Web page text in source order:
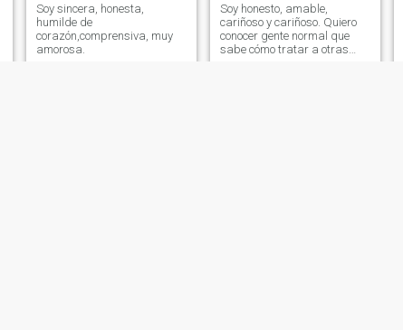
Soy sincera, honesta,
humilde de
corazón,comprensiva, muy
amorosa.
Soy honesto, amable,
cariñoso y cariñoso. Quiero
conocer gente normal que
sabe cómo tratar a otras